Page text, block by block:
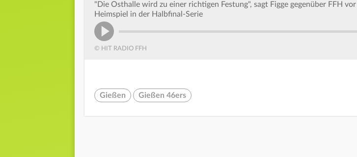
"Die Osthalle wird zu einer richtigen Festung", sagt Figge gegenüber FFH
Heimspiel in der Halbfinal-Serie
© HIT RADIO FFH
Gießen Gießen 46ers